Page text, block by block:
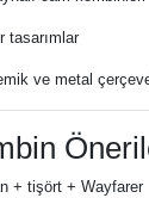
tasarımlar
ve metal
+ tişört + Wayfarer